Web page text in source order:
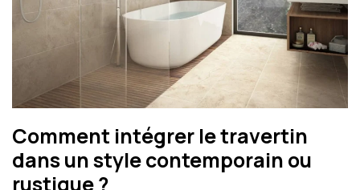
Comment intégrer le travertin
dans un style contemporain ou
rustique ?